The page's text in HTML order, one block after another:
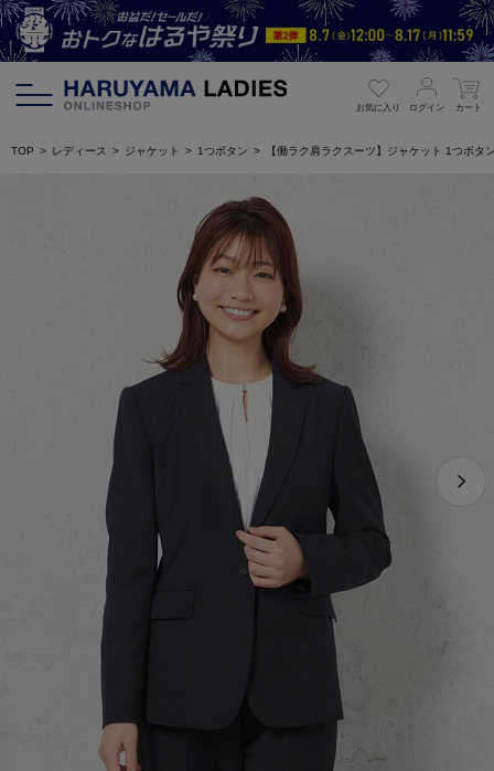
お気に入り ログイン カート
TOP レディース ジャケット 1つボタン 【働ラク肩ラクスーツ】ジャケット 1つボ